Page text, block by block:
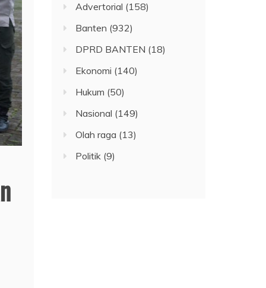
Advertorial (158)
Banten (932)
DPRD BANTEN (18)
Ekonomi (140)
Hukum (50)
Nasional (149)
Olah raga (13)
Politik (9)